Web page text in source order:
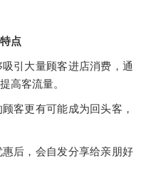
点
引大量顾客进店消费，通
高客流量。
客更有可能成为回头客，
后，会自发分享给亲朋好